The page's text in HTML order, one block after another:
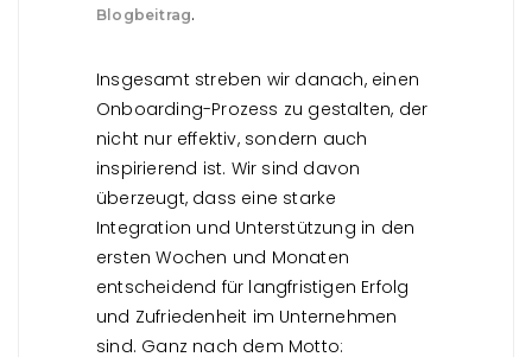
Blogbeitrag.
Insgesamt streben wir danach, einen
Onboarding-Prozess zu gestalten, der
nicht nur effektiv, sondern auch
inspirierend ist. Wir sind davon
überzeugt, dass eine starke
Integration und Unterstützung in den
ersten Wochen und Monaten
entscheidend für langfristigen Erfolg
und Zufriedenheit im Unternehmen
sind. Ganz nach dem Motto: